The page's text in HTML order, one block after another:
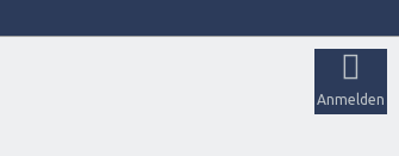
Anmelden